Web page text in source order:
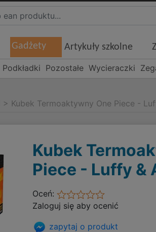
Gadżety Artykuły szkolne
Podkładki Pozostałe Wycieraczki
> Kubek Termoaktywny One Piece -
Kubek
Piece - Luffy &
Oceń:
Zaloguj się aby ocenić
zapytaj o produkt